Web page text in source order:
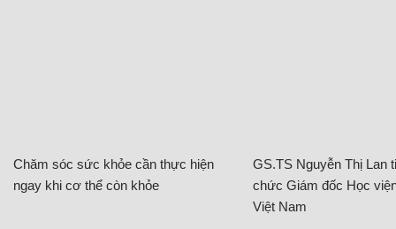
Chăm sóc sức khỏe cần thực hiện
ngay khi cơ thể còn khỏe
GS.TS Nguyễn Thị Lan
chức Giám đốc Học
Việt Nam